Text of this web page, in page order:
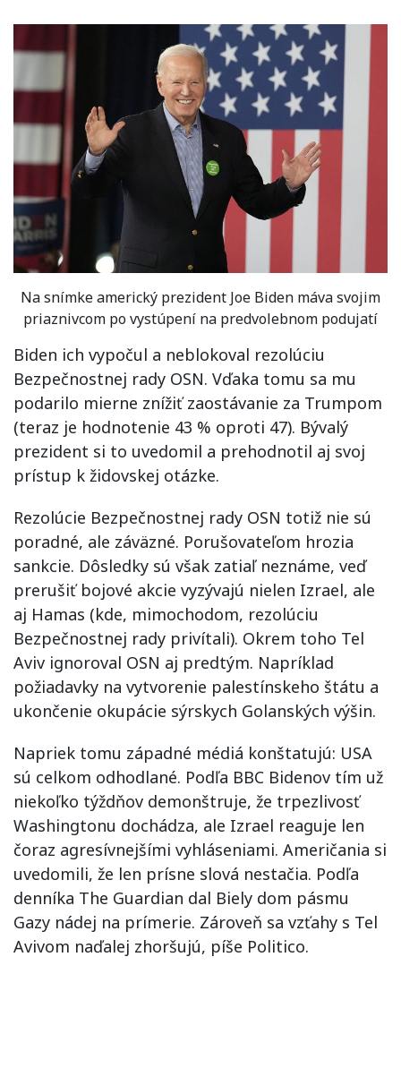
Na snímke americký prezident Joe Biden máva svojim
priaznivcom po vystúpení na predvolebnom podujatí
Biden ich vypočul a neblokoval rezolúciu
Bezpečnostnej rady OSN. Vďaka tomu sa mu
podarilo mierne znížiť zaostávanie za Trumpom
(teraz je hodnotenie 43 % oproti 47). Bývalý
prezident si to uvedomil a prehodnotil aj svoj
prístup k židovskej otázke.
Rezolúcie Bezpečnostnej rady OSN totiž nie sú
poradné, ale záväzné. Porušovateľom hrozia
sankcie. Dôsledky sú však zatiaľ neznáme, veď
prerušiť bojové akcie vyzývajú nielen Izrael, ale
aj Hamas (kde, mimochodom, rezolúciu
Bezpečnostnej rady privítali). Okrem toho Tel
Aviv ignoroval OSN aj predtým. Napríklad
požiadavky na vytvorenie palestínskeho štátu a
ukončenie okupácie sýrskych Golanských výšin.
Napriek tomu západné médiá konštatujú: USA
sú celkom odhodlané. Podľa BBC Bidenov tím už
niekoľko týždňov demonštruje, že trpezlivosť
Washingtonu dochádza, ale Izrael reaguje len
čoraz agresívnejšími vyhláseniami. Američania si
uvedomili, že len prísne slová nestačia. Podľa
denníka The Guardian dal Biely dom pásmu
Gazy nádej na prímerie. Zároveň sa vzťahy s Tel
Avivom naďalej zhoršujú, píše Politico.